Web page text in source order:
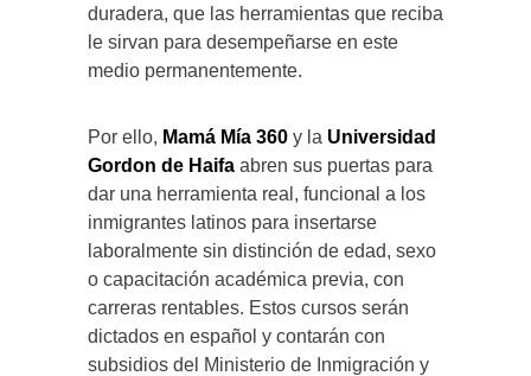
duradera, que las herramientas que reciba
le sirvan para desempeñarse en este
medio permanentemente.
Por ello, Mamá Mía 360 y la Universidad
Gordon de Haifa abren sus puertas para
dar una herramienta real, funcional a los
inmigrantes latinos para insertarse
laboralmente sin distinción de edad, sexo
o capacitación académica previa, con
carreras rentables. Estos cursos serán
dictados en español y contarán con
subsidios del Ministerio de Inmigración y